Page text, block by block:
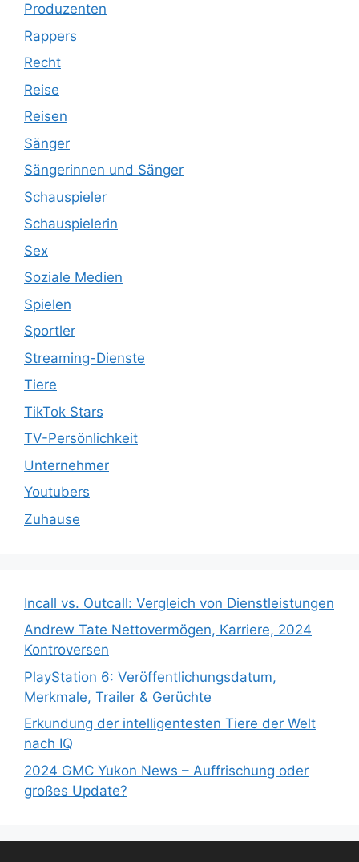
Produzenten
Rappers
Recht
Reise
Reisen
Sänger
Sängerinnen und Sänger
Schauspieler
Schauspielerin
Sex
Soziale Medien
Spielen
Sportler
Streaming-Dienste
Tiere
TikTok Stars
TV-Persönlichkeit
Unternehmer
Youtubers
Zuhause
Incall vs. Outcall: Vergleich von Dienstleistungen
Andrew Tate Nettovermögen, Karriere, 2024
Kontroversen
PlayStation 6: Veröffentlichungsdatum,
Merkmale, Trailer & Gerüchte
Erkundung der intelligentesten Tiere der Welt
nach IQ
2024 GMC Yukon News – Auffrischung oder
großes Update?